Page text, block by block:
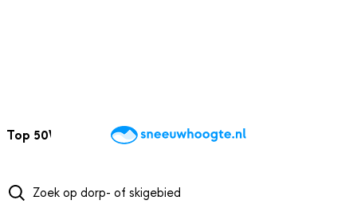
Top 50Webcams WintersportweerKaarten